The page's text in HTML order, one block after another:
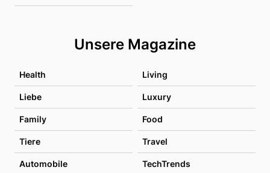
Unsere Magazine
Health Living
Liebe Luxury
Family Food
Tiere Travel
Automobile TechTrends